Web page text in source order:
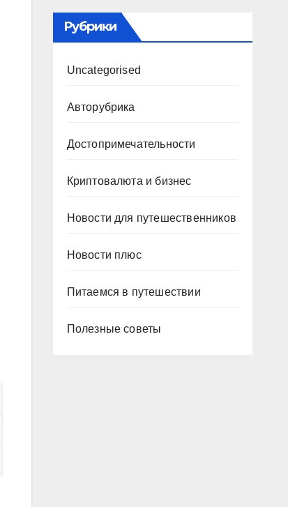
Рубрики
Uncategorised
Авторубрика
Достопримечательности
Криптовалюта и бизнес
Новости для путешественников
Новости плюс
Питаемся в путешествии
Полезные советы